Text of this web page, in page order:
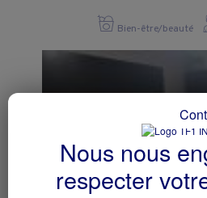
Bien-être/beauté
Nous nous
respecter